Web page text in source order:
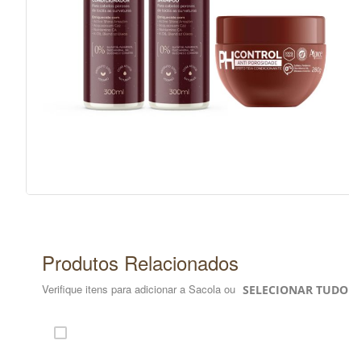
o
imagens
Produtos Relacionados
Verifique itens para adicionar a Sacola ou SELECIONAR TUDO